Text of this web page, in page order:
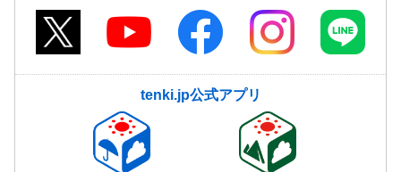
tenki.jp公式アプリ